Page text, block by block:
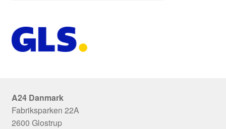
A24 Danmark
Fabriksparken 22A
2600 Glostrup